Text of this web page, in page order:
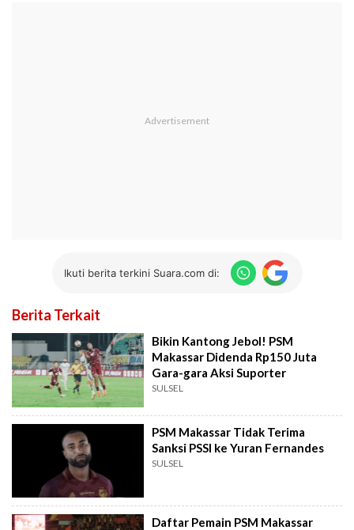
Ikuti berita terkini Suara.com di:
Berita Terkait
Bikin Kantong Jebol! PSM
Makassar Didenda Rp150 Juta
Gara-gara Aksi Suporter
SULSEL
PSM Makassar Tidak Terima
Sanksi PSSI ke Yuran Fernandes
SULSEL
Daftar Pemain PSM Makassar